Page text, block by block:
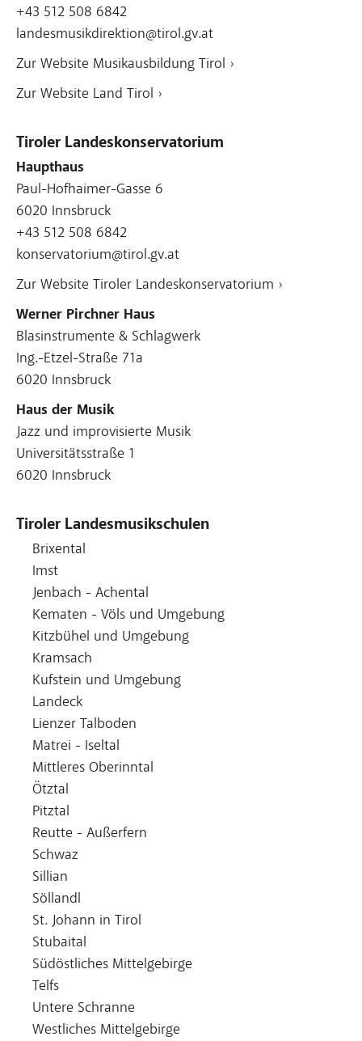
+43 512 508 6842
landesmusikdirektion@tirol.gv.at
Zur Website Musikausbildung Tirol ›
Zur Website Land Tirol ›
Tiroler Landeskonservatorium
Haupthaus
Paul-Hofhaimer-Gasse 6
6020 Innsbruck
+43 512 508 6842
konservatorium@tirol.gv.at
Zur Website Tiroler Landeskonservatorium ›
Werner Pirchner Haus
Blasinstrumente & Schlagwerk
Ing.-Etzel-Straße 71a
6020 Innsbruck
Haus der Musik
Jazz und improvisierte Musik
Universitätsstraße 1
6020 Innsbruck
Tiroler Landesmusikschulen
Brixental
Imst
Jenbach - Achental
Kematen - Völs und Umgebung
Kitzbühel und Umgebung
Kramsach
Kufstein und Umgebung
Landeck
Lienzer Talboden
Matrei - Iseltal
Mittleres Oberinntal
Ötztal
Pitztal
Reutte - Außerfern
Schwaz
Sillian
Söllandl
St. Johann in Tirol
Stubaital
Südöstliches Mittelgebirge
Telfs
Untere Schranne
Westliches Mittelgebirge